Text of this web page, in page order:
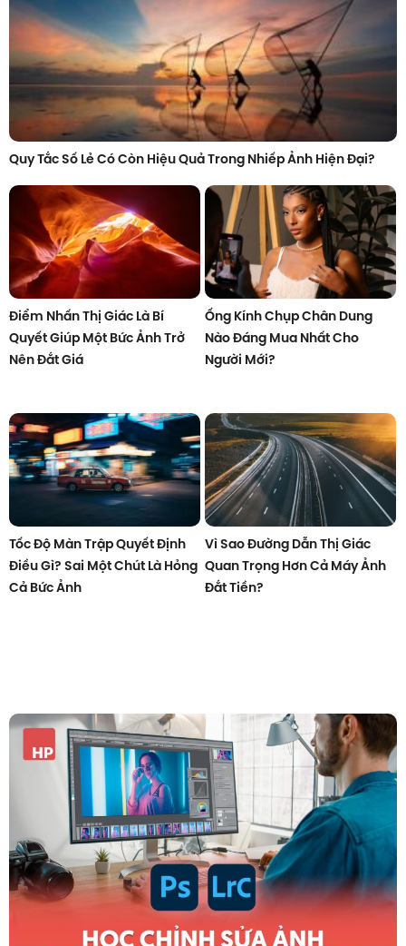
Quy Tắc Số Lẻ Có Còn Hiệu Quả Trong Nhiếp Ảnh Hiện Đại?
Điểm Nhấn Thị Giác Là Bí
Quyết Giúp Một Bức Ảnh Trở
Nên Đắt Giá
Ống Kính Chụp Chân Dung
Nào Đáng Mua Nhất Cho
Người Mới?
Tốc Độ Màn Trập Quyết Định
Điều Gì? Sai Một Chút Là Hỏng
Cả Bức Ảnh
Vì Sao Đường Dẫn Thị Giác
Quan Trọng Hơn Cả Máy Ảnh
Đắt Tiền?